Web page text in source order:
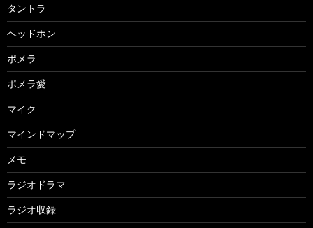
タントラ
ヘッドホン
ポメラ
ポメラ愛
マイク
マインドマップ
メモ
ラジオドラマ
ラジオ収録